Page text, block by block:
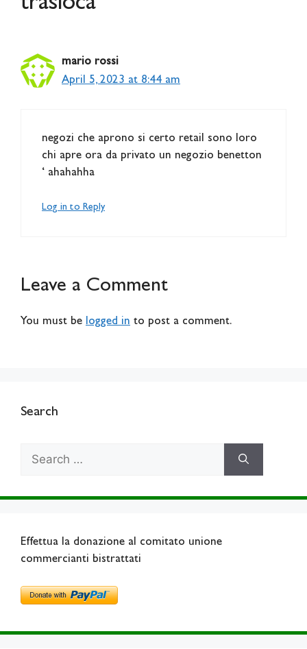
mario rossi
April 5, 2023 at 8:44 am
negozi che aprono si certo retail sono loro
chi apre ora da privato un negozio benetton
‘ ahahahha
Log in to Reply
Leave a Comment
You must be logged in to post a comment.
Search
Effettua la donazione al comitato unione
commercianti bistrattati